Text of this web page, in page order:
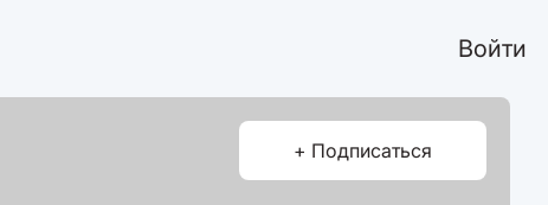
Войти
+ Подписаться